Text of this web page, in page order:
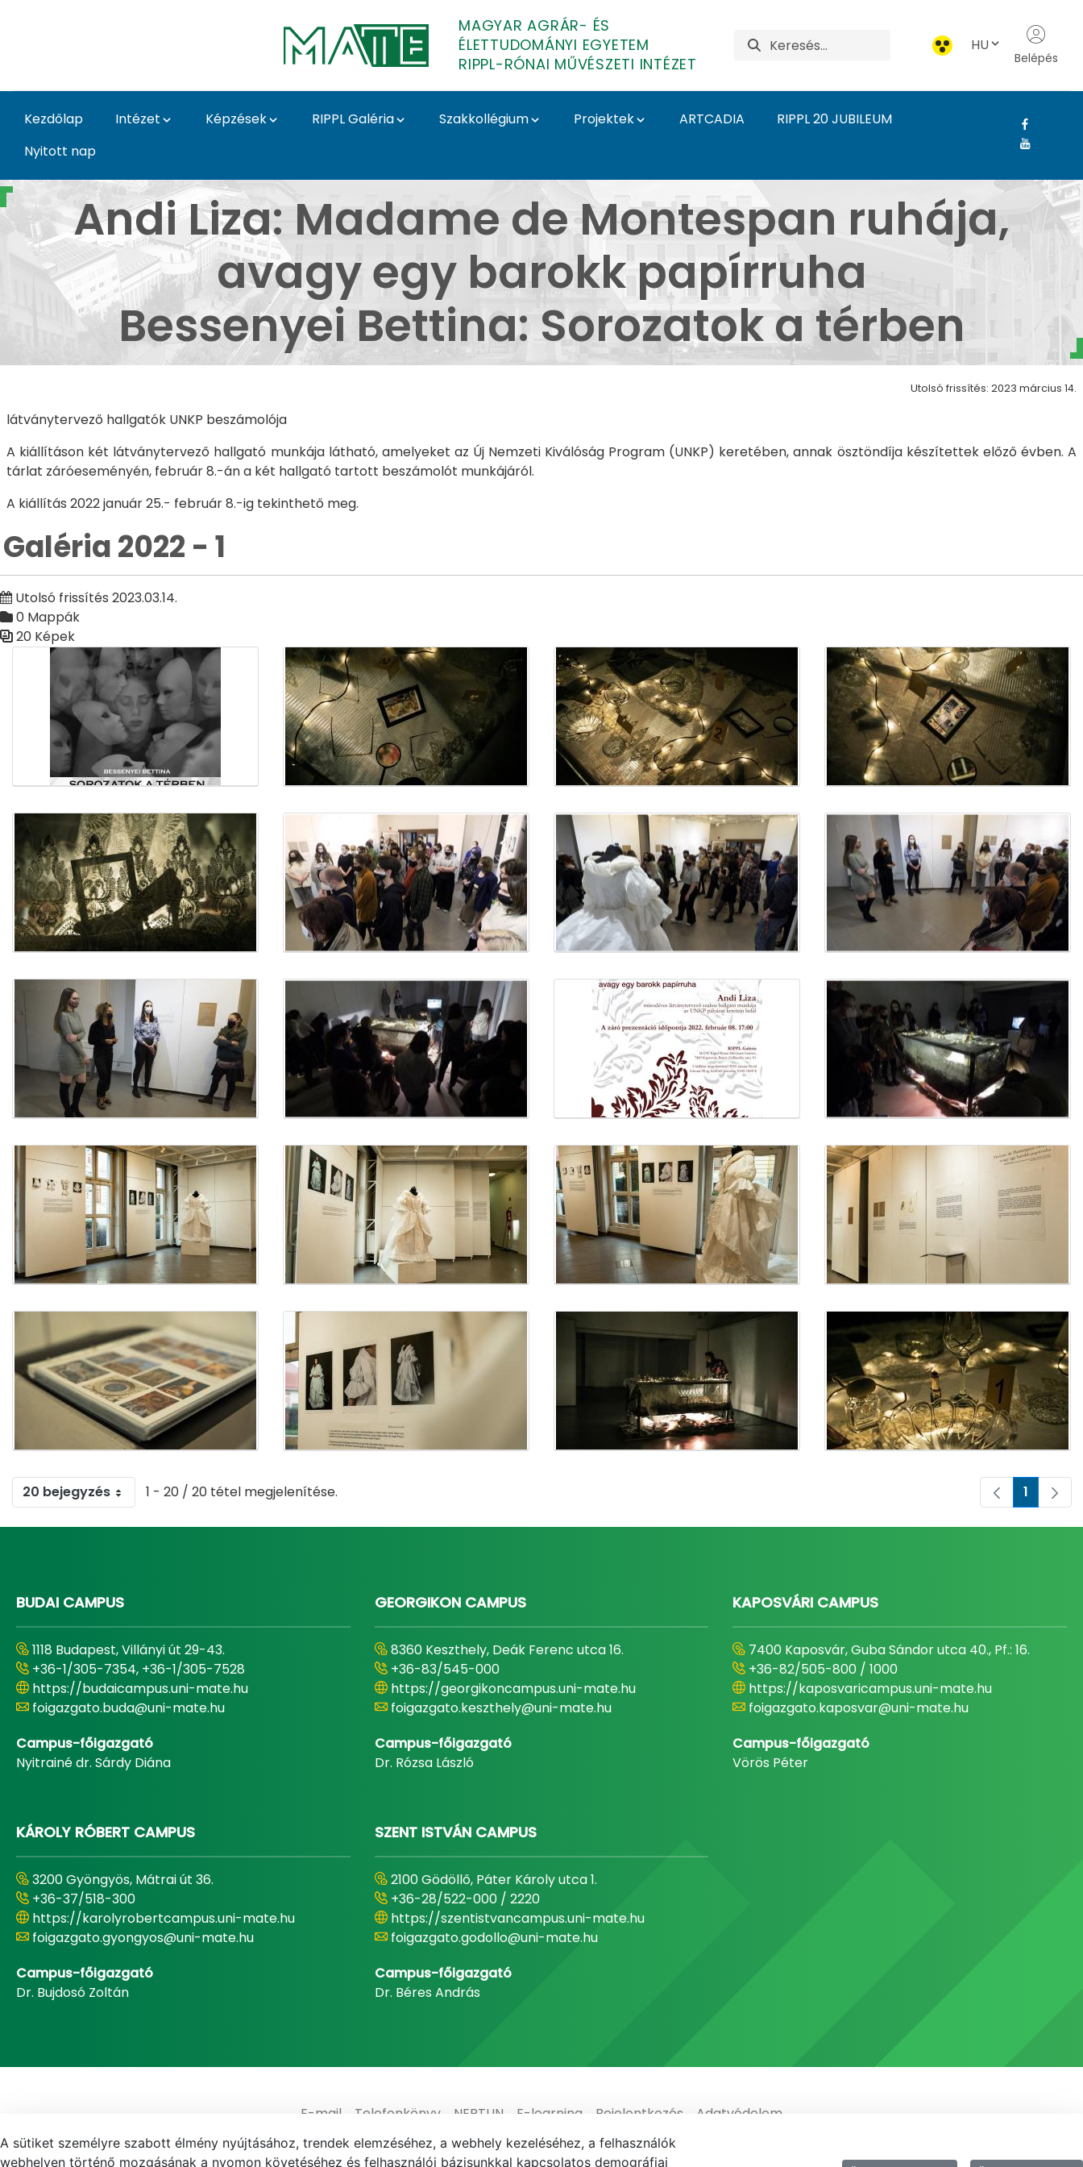
MAGYAR AGRÁR- ÉS
ÉLETTUDOMÁNYI EGYETEM
RIPPL-RÓNAI MŰVÉSZETI INTÉZET
HU
Belépés
Kezdőlap Intézet Képzések RIPPL Galéria Szakkollégium Projektek ARTCADIA
RIPPL 20 JUBILEUM
Nyitott nap
Galéria 2022 - 1 - Andi Liza: Madame de Montespan ruhája,
Andi Liza: Madame de Montespan ruhája,
avagy egy barokk papírruha
Bessenyei Bettina: Sorozatok a térben
Utolsó frissítés: 2023 március 14.
látványtervező hallgatók UNKP beszámolója
A kiállításon két látványtervező hallgató munkája látható, amelyeket az Új Nemzeti Kiválóság Program (UNKP) keretében, annak ösztöndíja készítettek előző évben. A
tárlat záróeseményén, február 8.-án a két hallgató tartott beszámolót munkájáról.
A kiállítás 2022 január 25.- február 8.-ig tekinthető meg.
Galéria 2022 - 1
Utolsó frissítés 2023.03.14.
0 Mappák
20 Képek
Médiatár
20 bejegyzés 1 - 20 / 20 tétel megjelenítése. Oldal
1
BUDAI CAMPUS
1118 Budapest, Villányi út 29-43.
+36-1/305-7354, +36-1/305-7528
https://budaicampus.uni-mate.hu
foigazgato.buda@uni-mate.hu
Campus-főigazgató
Nyitrainé dr. Sárdy Diána
GEORGIKON CAMPUS
8360 Keszthely, Deák Ferenc utca 16.
+36-83/545-000
https://georgikoncampus.uni-mate.hu
foigazgato.keszthely@uni-mate.hu
Campus-főigazgató
Dr. Rózsa László
KAPOSVÁRI CAMPUS
7400 Kaposvár, Guba Sándor utca 40., Pf.: 16.
+36-82/505-800 / 1000
https://kaposvaricampus.uni-mate.hu
foigazgato.kaposvar@uni-mate.hu
Campus-főigazgató
Vörös Péter
KÁROLY RÓBERT CAMPUS
3200 Gyöngyös, Mátrai út 36.
+36-37/518-300
https://karolyrobertcampus.uni-mate.hu
foigazgato.gyongyos@uni-mate.hu
Campus-főigazgató
Dr. Bujdosó Zoltán
SZENT ISTVÁN CAMPUS
2100 Gödöllő, Páter Károly utca 1.
+36-28/522-000 / 2220
https://szentistvancampus.uni-mate.hu
foigazgato.godollo@uni-mate.hu
Campus-főigazgató
Dr. Béres András
E-mail Telefonkönyv NEPTUN E-learning Bejelentkezés Adatvédelem
A sütiket személyre szabott élmény nyújtásához, trendek elemzéséhez, a webhely kezeléséhez, a felhasználók
webhelyen történő mozgásának a nyomon követéséhez és felhasználói bázisunkkal kapcsolatos demográfiai